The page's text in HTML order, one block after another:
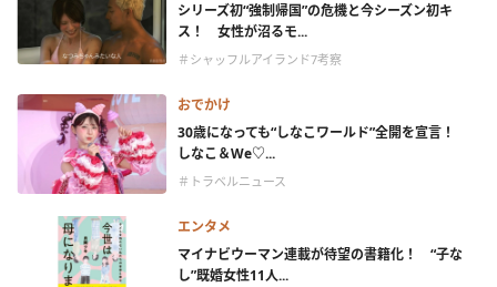
シリーズ初“強制帰国”の危機と今シーズン初キ
ス！ 女性が沼るモ...
＃シャッフルアイランド7考察
おでかけ
30歳になっても“しなこワールド”全開を宣言！
しなこ＆We♡...
＃トラベルニュース
エンタメ
マイナビウーマン連載が待望の書籍化！ “子な
し”既婚女性11人...